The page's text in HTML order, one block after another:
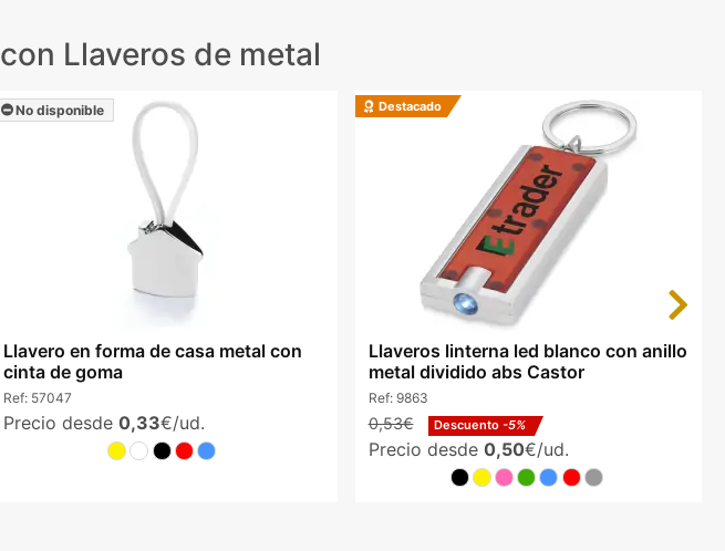
con Llaveros de metal
No disponible
Llavero en forma de casa metal con
cinta de goma
Ref: 57047
Precio desde 0,33€/ud.
Destacado
Llaveros linterna led blanco con anillo
metal dividido abs Castor
Ref: 9863
0,53€ Descuento -5%
Precio desde 0,50€/ud.
Next